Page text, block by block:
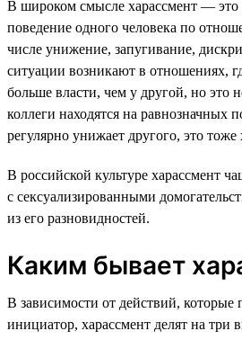
В широком смысле харассмент — это
поведение одного человека по
числе унижение, запугивание,
ситуации возникают в отношениях,
больше власти, чем у другой, но это
коллеги находятся на равнозначных
регулярно унижает другого, это тоже
В российской культуре харассмент
с сексуализированными
из его разновидностей.
Каким бывает
В зависимости от действий, которые
инициатор, харассмент делят на три